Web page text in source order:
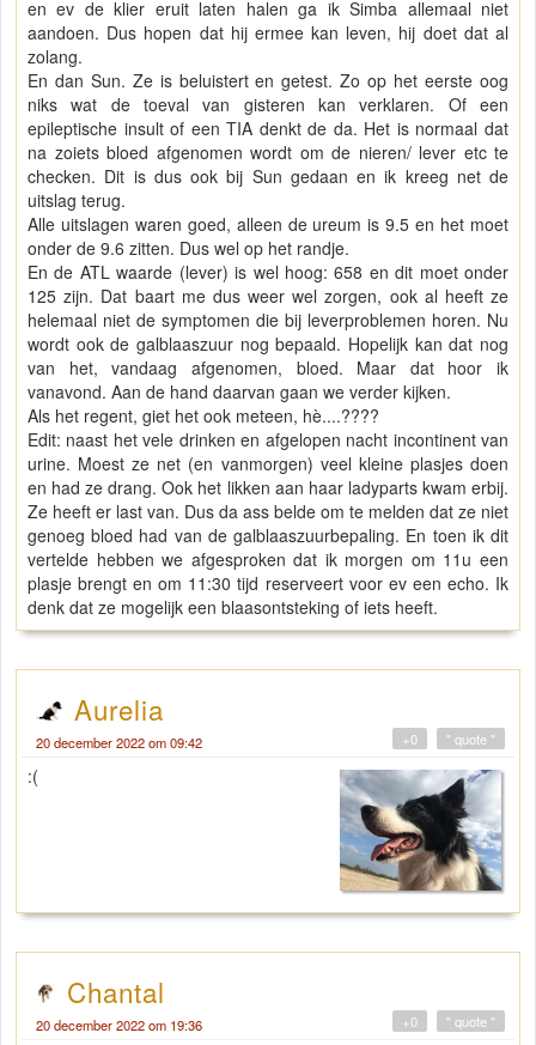
en ev de klier eruit laten halen ga ik Simba allemaal niet
aandoen. Dus hopen dat hij ermee kan leven, hij doet dat al
zolang.
En dan Sun. Ze is beluistert en getest. Zo op het eerste oog
niks wat de toeval van gisteren kan verklaren. Of een
epileptische insult of een TIA denkt de da. Het is normaal dat
na zoiets bloed afgenomen wordt om de nieren/ lever etc te
checken. Dit is dus ook bij Sun gedaan en ik kreeg net de
uitslag terug.
Alle uitslagen waren goed, alleen de ureum is 9.5 en het moet
onder de 9.6 zitten. Dus wel op het randje.
En de ATL waarde (lever) is wel hoog: 658 en dit moet onder
125 zijn. Dat baart me dus weer wel zorgen, ook al heeft ze
helemaal niet de symptomen die bij leverproblemen horen. Nu
wordt ook de galblaaszuur nog bepaald. Hopelijk kan dat nog
van het, vandaag afgenomen, bloed. Maar dat hoor ik
vanavond. Aan de hand daarvan gaan we verder kijken.
Als het regent, giet het ook meteen, hè....????
Edit: naast het vele drinken en afgelopen nacht incontinent van
urine. Moest ze net (en vanmorgen) veel kleine plasjes doen
en had ze drang. Ook het likken aan haar ladyparts kwam erbij.
Ze heeft er last van. Dus da ass belde om te melden dat ze niet
genoeg bloed had van de galblaaszuurbepaling. En toen ik dit
vertelde hebben we afgesproken dat ik morgen om 11u een
plasje brengt en om 11:30 tijd reserveert voor ev een echo. Ik
denk dat ze mogelijk een blaasontsteking of iets heeft.
Aurelia
20 december 2022 om 09:42 " quote "
+0
:(
Chantal
20 december 2022 om 19:36 " quote "
+0